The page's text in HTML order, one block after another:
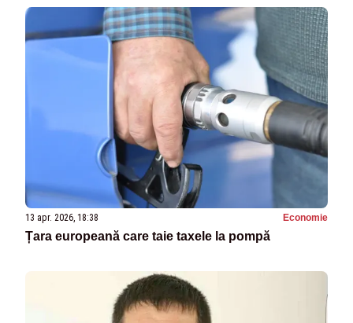
13 apr. 2026, 18:38 Economie
Țara europeană care taie taxele la pompă